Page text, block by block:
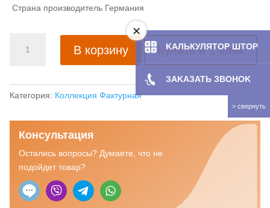
Страна производитель Германия
товара
с
Инфинити
белый
(Германия)
В корзину Купить в 1 клик
Категория: Коллекция Фактурная
Консультация
Остались вопросы? Думаете, что не
подойдет товар?
KAЛЬКУЛЯТOP ШТОР
ЗAKAЗATЬ ЗBOHOK